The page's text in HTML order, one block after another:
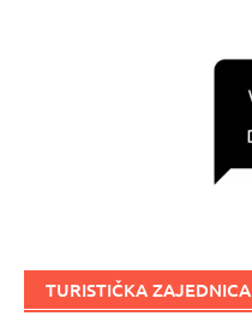
TURISTIČKA ZAJEDNICA